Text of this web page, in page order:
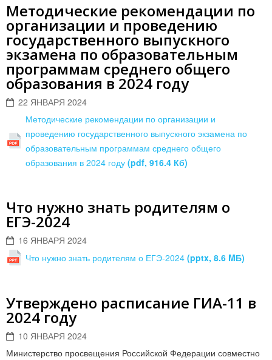
Методические рекомендации по
организации и проведению
государственного выпускного
экзамена по образовательным
программам среднего общего
образования в 2024 году
22 ЯНВАРЯ 2024
Методические рекомендации по организации и
проведению государственного выпускного экзамена по
образовательным программам среднего общего
образования в 2024 году (pdf, 916.4 Кб)
Что нужно знать родителям о
ЕГЭ-2024
16 ЯНВАРЯ 2024
Что нужно знать родителям о ЕГЭ-2024 (pptx, 8.6 MБ)
Утверждено расписание ГИА-11 в
2024 году
10 ЯНВАРЯ 2024
Министерство просвещения Российской Федерации совместно